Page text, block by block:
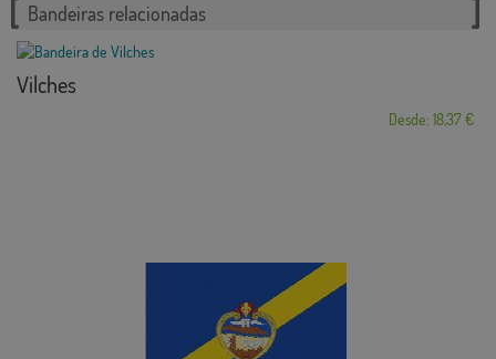
Bandeiras relacionadas
Vilches
Desde: 18,37 €